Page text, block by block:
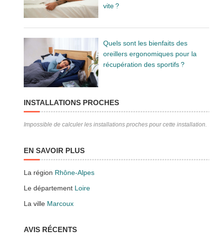
vite ?
Quels sont les bienfaits des
oreillers ergonomiques pour la
récupération des sportifs ?
INSTALLATIONS PROCHES
Impossible de calculer les installations proches pour cette installation.
EN SAVOIR PLUS
La région Rhône-Alpes
Le département Loire
La ville Marcoux
AVIS RÉCENTS